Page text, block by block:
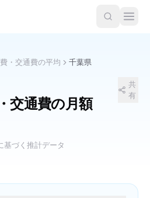
・交通費の平均 千葉県
交通費の月額
基づく推計データ
共
有